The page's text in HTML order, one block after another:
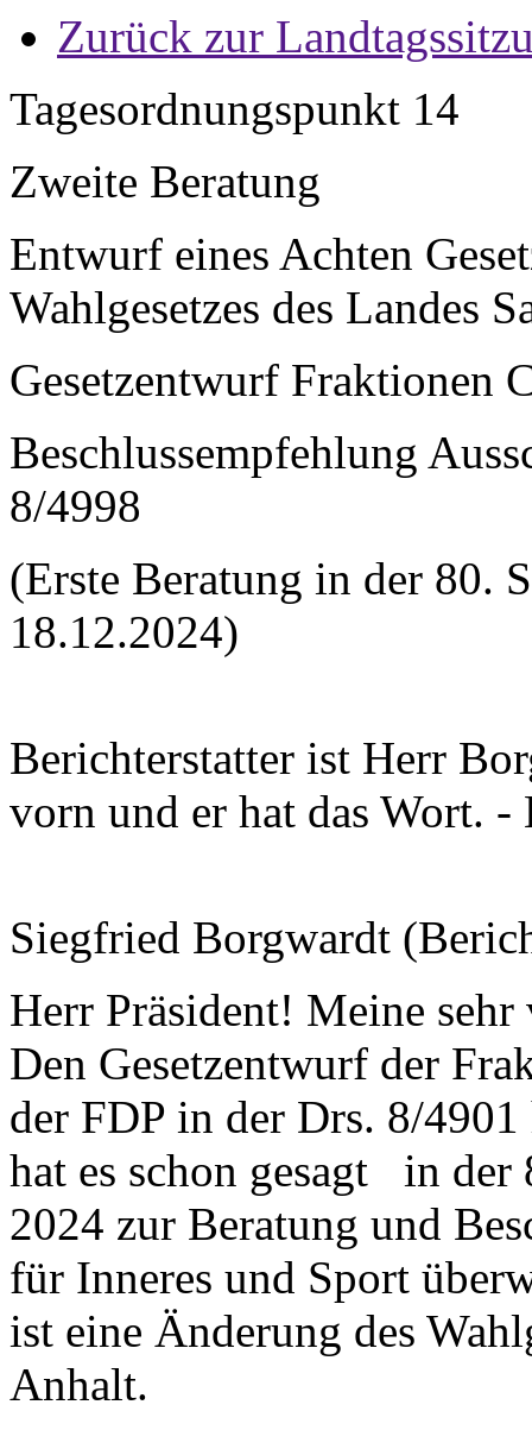
Zurück zur
Tagesordnungspunkt 14
Zweite Beratung
Entwurf eines Achten
Wahlgesetzes des Landes
Gesetzentwurf Fraktionen
Beschlussempfehlung
8/4998
(Erste Beratung in der 80.
18.12.2024)
Berichterstatter ist Herr
vorn und er hat das Wort. -
Siegfried Borgwardt
Herr Präsident! Meine
Den Gesetzentwurf der
der FDP in der Drs. 8/
hat es schon gesagt in der
2024 zur Beratung und
für Inneres und Sport
ist eine Änderung des
Anhalt.